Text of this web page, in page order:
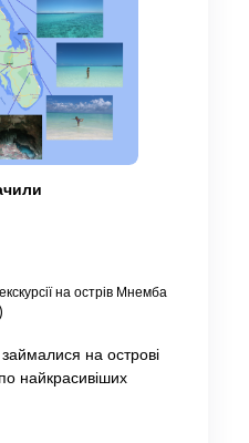
на острів Мнемба
на острові
найкрасивіших